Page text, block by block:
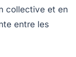
collective et en
entre les